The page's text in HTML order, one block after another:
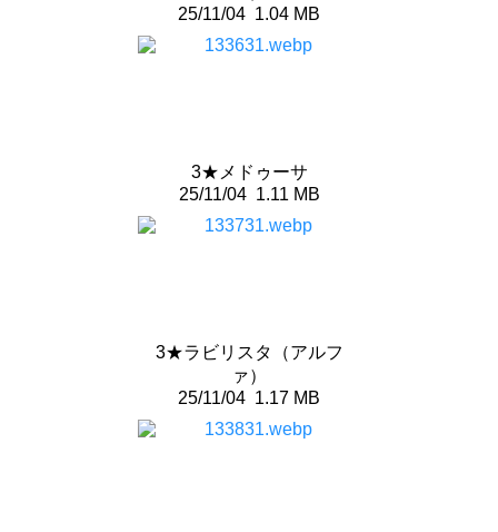
25/11/04 1.04 MB
3★メドゥーサ
25/11/041.11 MB
3★ラビリスタ（アルフ
ァ）
25/11/04 1.17 MB